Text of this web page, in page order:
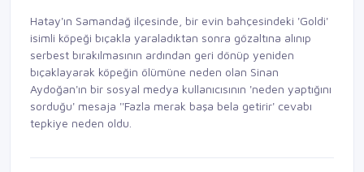
Hatay'ın Samandağ ilçesinde, bir evin bahçesindeki 'Goldi'
isimli köpeği bıçakla yaraladıktan sonra gözaltına alınıp
serbest bırakılmasının ardından geri dönüp yeniden
bıçaklayarak köpeğin ölümüne neden olan Sinan
Aydoğan'ın bir sosyal medya kullanıcısının 'neden yaptığını
sorduğu' mesaja ''Fazla merak başa bela getirir' cevabı
tepkiye neden oldu.